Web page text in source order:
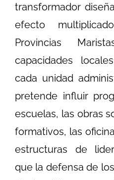
transformador
efecto
Provincias
capacidades
cada unidad
pretende influir
escuelas, las obras
formativos, las
estructuras de
que la defensa de